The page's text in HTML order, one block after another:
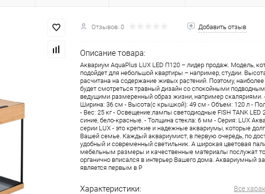
Отзывов: 0 Добавить отзыв
Описание товара:
Аквариум AquaPlus LUX LED П120 – лидер продаж. Модель,
подойдет для небольшой квартиры – например, студии.
расчитана на содержание живых растений. Поэтому,
будет смотреться травный дизайн со спокойными
ведущими размеренный образ жизни, например скаляриями.
Ширина: 36 см - Высота(с крышкой): 49 см - Объем: 120 л -
- Вес: 25 кг - Освещение:лампы светодиодные FISH TANK LED
синие, бело-красные. - Толщина стекла: 6 мм - Серия: LUX
серии LUX - это крепкие и надежные аквариумы, которые
Вашей семье. Каждый аквариумист, в первую очередь, по
удобный и современный светильник. А широкая цветовая
мебельным размеры и качественные материалы послужат
органично вписался в интерьер Вашего дома. Аквариумный
является первым в Р
Характеристики: Все